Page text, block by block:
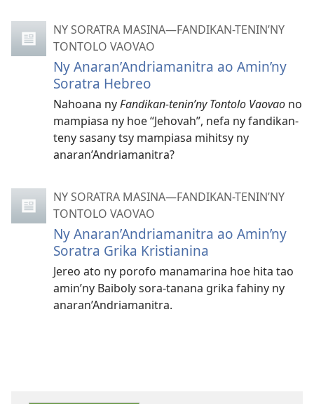
NY SORATRA MASINA—FANDIKAN-TENIN’NY
TONTOLO VAOVAO
Ny Anaran’Andriamanitra ao Amin’ny
Soratra Hebreo
Nahoana nyFandikan-tenin’ny Tontolo Vaovao no
mampiasa ny hoe “Jehovah”, nefa ny fandikan-
teny sasany tsy mampiasa mihitsy ny
anaran’Andriamanitra?
NY SORATRA MASINA—FANDIKAN-TENIN’NY
TONTOLO VAOVAO
Ny Anaran’Andriamanitra ao Amin’ny
Soratra Grika Kristianina
Jereo ato ny porofo manamarina hoe hita tao
amin’ny Baiboly sora-tanana grika fahiny ny
anaran’Andriamanitra.